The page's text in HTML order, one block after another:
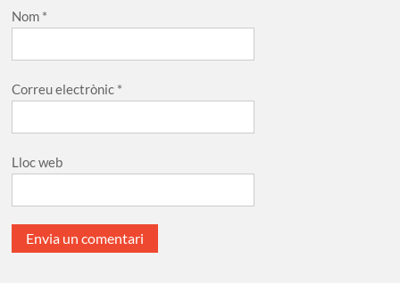
Nom *
Correu electrònic *
Lloc web